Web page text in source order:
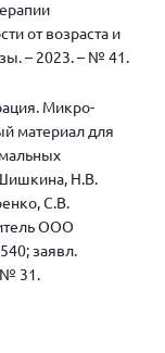
от возраста и
– 2023. – № 41.
Микро-
материал для
Н.В.
С.В.
ООО
заявл.
№ 31.